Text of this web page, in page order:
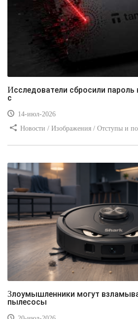
Исследователи сбросили пароль кошелька Tangem
с
14-июл-2026
Новости / Изображения / Отступы и
Злоумышленники могут взламывать роботы-
пылесосы